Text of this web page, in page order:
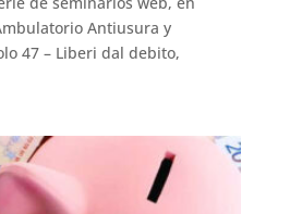
Antiusura y
47 – Liberi dal debito,